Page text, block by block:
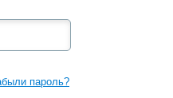
пароль?